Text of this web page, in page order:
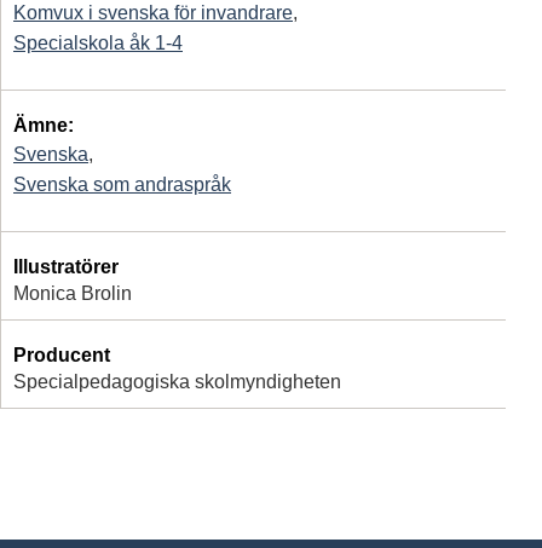
Komvux i svenska för invandrare,
Specialskola åk 1-4
Ämne:
Svenska,
Svenska som andraspråk
Illustratörer
Monica Brolin
Producent
Specialpedagogiska skolmyndigheten